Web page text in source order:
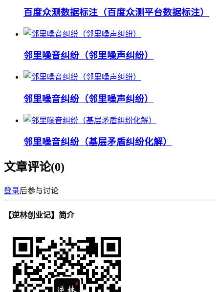
百度众测数据标注（百度众测平台数据标注）
邻里噪音纠纷（邻里噪声纠纷）
邻里噪音纠纷（邻里噪声纠纷）
邻里噪音纠纷（基层矛盾纠纷化解）
文章评论(0)
登录后参与讨论
【逆林创业记】简介